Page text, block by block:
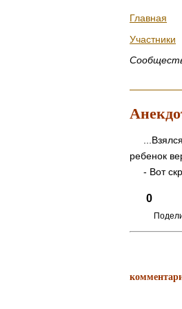
Главная
Участники
...Взялся
ребенок
- Вот
0